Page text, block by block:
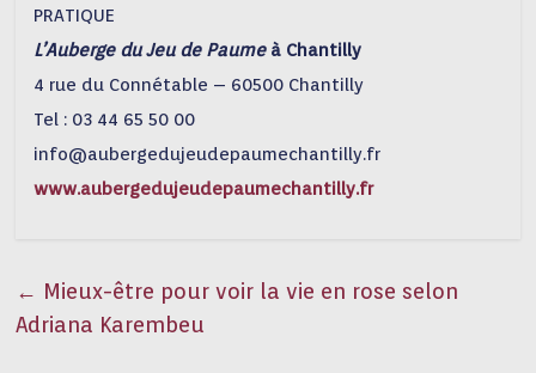
PRATIQUE
L’Auberge du Jeu de Paumeà Chantilly
4 rue du Connétable – 60500 Chantilly
Tel : 03 44 65 50 00
info@aubergedujeudepaumechantilly.fr
www.aubergedujeudepaumechantilly.fr
← Mieux-être pour voir la vie en rose selon
Adriana Karembeu